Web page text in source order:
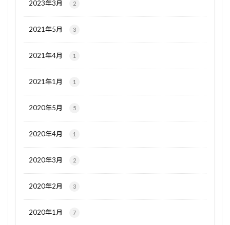
2023年3月 2
2021年5月 3
2021年4月 1
2021年1月 1
2020年5月 5
2020年4月 1
2020年3月 2
2020年2月 3
2020年1月 7